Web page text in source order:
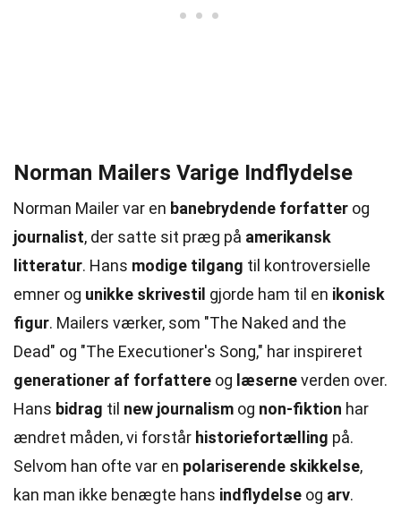
Norman Mailers Varige Indflydelse
Norman Mailer var en banebrydende forfatter og
journalist, der satte sit præg på amerikansk
litteratur. Hans modige tilgang til kontroversielle
emner og unikke skrivestil gjorde ham til en ikonisk
figur. Mailers værker, som "The Naked and the
Dead" og "The Executioner's Song," har inspireret
generationer af forfattere og læserneverden over.
Hans bidrag til new journalism og non-fiktion har
ændret måden, vi forstår historiefortælling på.
Selvom han ofte var en polariserende skikkelse,
kan man ikke benægte hans indflydelse og arv.